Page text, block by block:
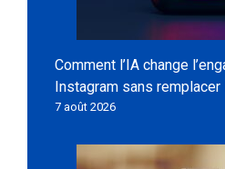
Comment l’IA change
Instagram sans remplacer
7 août 2026